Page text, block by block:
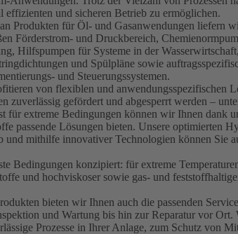
effizienten und sicheren Betrieb zu ermöglichen.
Produkten für Öl- und Gasanwendungen liefern
Förderstrom- und Druckbereich,
Hilfspumpen für Systeme in der
und Spülpläne sowie
und Steuerungssystemen.
von flexiblen und anwendungsspezifischen
zuverlässig gefördert und abgesperrt werden –
für extreme Bedingungen können wir Ihnen dank
passende Lösungen bieten. Unsere optimierten
und mithilfe innovativer Technologien können Sie
Bedingungen konzipiert: für extreme
und hochviskoser sowie gas- und
bieten wir Ihnen auch die passenden
und Wartung bis hin zur Reparatur vor Ort.
Prozesse in Ihrer Anlage, zum Schutz von